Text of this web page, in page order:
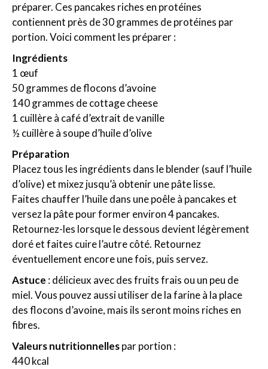
préparer. Ces pancakes riches en protéines
contiennent près de 30 grammes de protéines par
portion. Voici comment les préparer :
Ingrédients
1 œuf
50 grammes de flocons d’avoine
140 grammes de cottage cheese
1 cuillère à café d’extrait de vanille
½ cuillère à soupe d’huile d’olive
Préparation
Placez tous les ingrédients dans le blender (sauf l’huile
d’olive) et mixez jusqu’à obtenir une pâte lisse.
Faites chauffer l’huile dans une poêle à pancakes et
versez la pâte pour former environ 4 pancakes.
Retournez-les lorsque le dessous devient légèrement
doré et faites cuire l’autre côté. Retournez
éventuellement encore une fois, puis servez.
Astuce : délicieux avec des fruits frais ou un peu de
miel. Vous pouvez aussi utiliser de la farine à la place
des flocons d’avoine, mais ils seront moins riches en
fibres.
Valeurs nutritionnellespar portion :
440 kcal